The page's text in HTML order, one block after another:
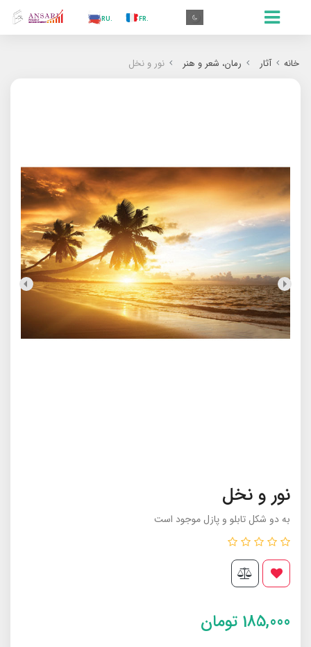
.RU
.ES
.IN
خانه آثار رمان‌‌، شعر و هنر نور و نخل
نور و نخل
به دو شکل تابلو و پازل موجود است
185,000 تومان